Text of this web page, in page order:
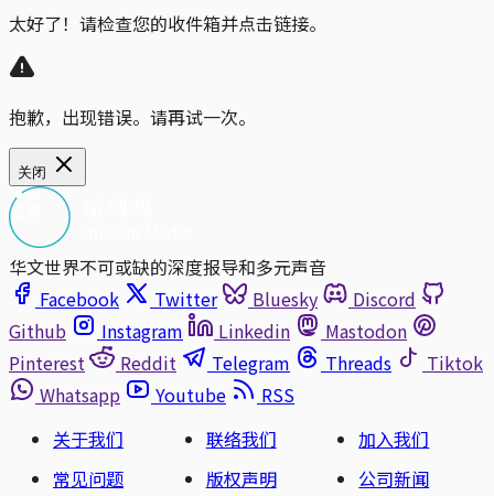
太好了！请检查您的收件箱并点击链接。
抱歉，出现错误。请再试一次。
关闭
华文世界不可或缺的深度报导和多元声音
Facebook
Twitter Bluesky
Discord
Github
Instagram Linkedin
Mastodon
Pinterest
Reddit Telegram Threads
Tiktok
Whatsapp
Youtube
RSS
关于我们
联络我们
加入我们
常见问题
版权声明 公司新闻